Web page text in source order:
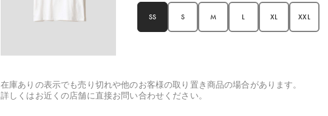
SS S M L XL XXL
在庫ありの表示でも売り切れや他のお客様の取り置き商品の場合があります。
詳しくはお近くの店舗に直接お問い合わせください。